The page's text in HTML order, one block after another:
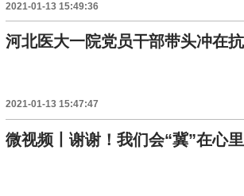
2021-01-13 15:49:36
河北医大一院党员干部带头冲在
2021-01-13 15:47:47
微视频丨谢谢！我们会“冀”在心里